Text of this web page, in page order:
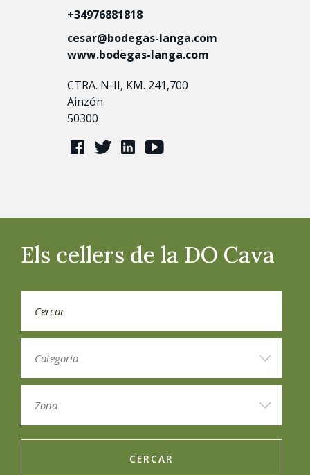
+34976881818
cesar@bodegas-langa.com
www.bodegas-langa.com
CTRA. N-II, KM. 241,700
Ainzón
50300
Els cellers de la DO Cava
CERCAR